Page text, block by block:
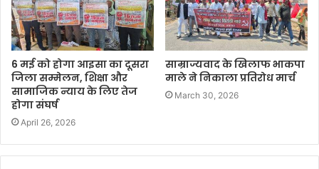
6 मई को होगा आइसा का दूसरा
जिला सम्मेलन, शिक्षा और
सामाजिक न्याय के लिए तेज
होगा संघर्ष
April 26, 2026
साम्राज्यवाद के खिलाफ भाकपा
माले ने निकाला प्रतिरोध मार्च
March 30, 2026